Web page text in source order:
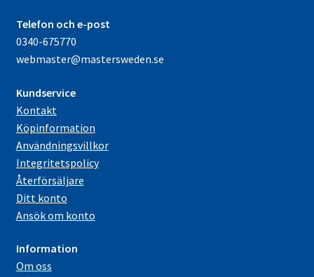
Telefon och e-post
0340-675770
webmaster@mastersweden.se
Kundservice
Kontakt
Köpinformation
Användningsvillkor
Integritetspolicy
Återförsäljare
Ditt konto
Ansök om konto
Information
Om oss